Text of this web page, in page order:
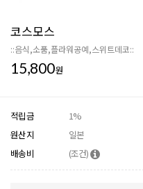
코스모스
::음식,소품,플라워공예,스위트데코::
15,800원
적립금
1%
원산지
일본
배송비
(조건)